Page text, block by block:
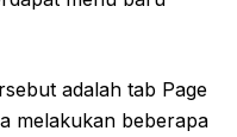
adalah tab Page
melakukan beberapa